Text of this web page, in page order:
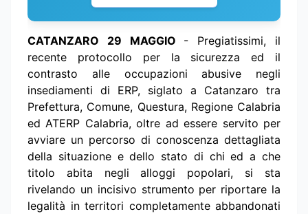
CATANZARO 29 MAGGIO - Pregiatissimi, il
recente protocollo per la sicurezza ed il
contrasto alle occupazioni abusive negli
insediamenti di ERP, siglato a Catanzaro tra
Prefettura, Comune, Questura, Regione Calabria
ed ATERP Calabria, oltre ad essere servito per
avviare un percorso di conoscenza dettagliata
della situazione e dello stato di chi ed a che
titolo abita negli alloggi popolari, si sta
rivelando un incisivo strumento per riportare la
legalità in territori completamente abbandonati